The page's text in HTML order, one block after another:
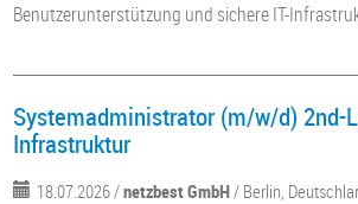
Benutzerunterstützung und sichere IT-
Systemadministrator (m/w/d) 2nd-
Infrastruktur
18.07.2026 /netzbest GmbH/ Berlin,